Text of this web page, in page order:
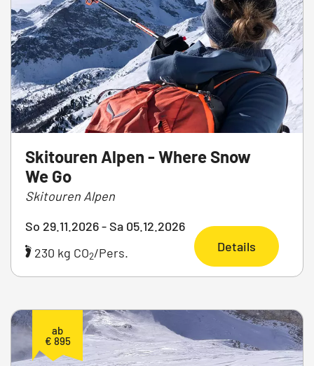
Skitouren Alpen - Where Snow
We Go
Skitouren Alpen
So 29.11.2026 - Sa 05.12.2026
230 kg CO2/Pers. Details
ab
€ 895